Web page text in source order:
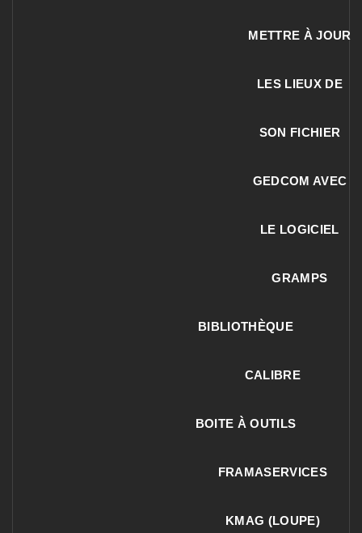
METTRE À JOUR
LES LIEUX DE
SON FICHIER
GEDCOM AVEC
LE LOGICIEL
GRAMPS
BIBLIOTHÈQUE
CALIBRE
BOITE À OUTILS
FRAMASERVICES
KMAG (LOUPE)